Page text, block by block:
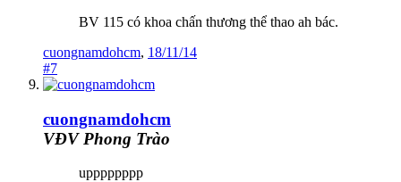
BV 115 có khoa chấn thương thể thao ah bác.
cuongnamdohcm, 18/11/14
#7
cuongnamdohcm
VĐV Phong Trào
upppppppp